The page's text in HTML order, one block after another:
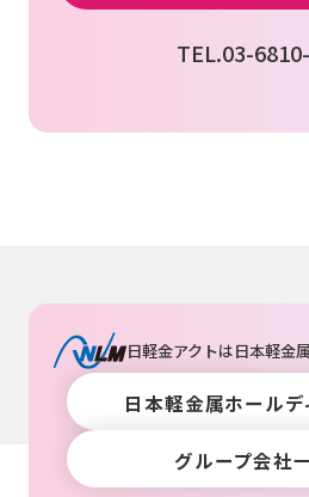
TEL.03-
日軽金アクトは日本軽金
日本軽金属ホールデ
グループ会社